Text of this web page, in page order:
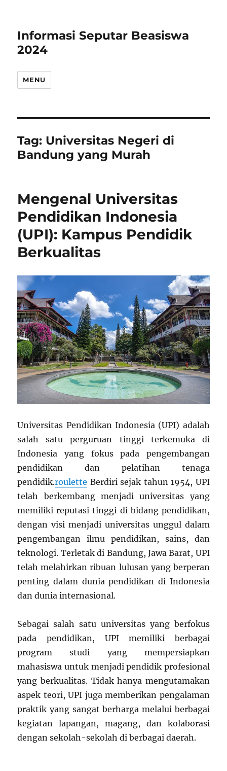
Informasi Seputar Beasiswa
2024
MENU
Tag: Universitas Negeri di
Bandung yang Murah
Mengenal Universitas
Pendidikan Indonesia
(UPI): Kampus Pendidik
Berkualitas
Universitas Pendidikan Indonesia (UPI) adalah
salah satu perguruan tinggi terkemuka di
Indonesia yang fokus pada pengembangan
pendidikan dan pelatihan tenaga
pendidik.roulette Berdiri sejak tahun 1954, UPI
telah berkembang menjadi universitas yang
memiliki reputasi tinggi di bidang pendidikan,
dengan visi menjadi universitas unggul dalam
pengembangan ilmu pendidikan, sains, dan
teknologi. Terletak di Bandung, Jawa Barat, UPI
telah melahirkan ribuan lulusan yang berperan
penting dalam dunia pendidikan di Indonesia
dan dunia internasional.
Sebagai salah satu universitas yang berfokus
pada pendidikan, UPI memiliki berbagai
program studi yang mempersiapkan
mahasiswa untuk menjadi pendidik profesional
yang berkualitas. Tidak hanya mengutamakan
aspek teori, UPI juga memberikan pengalaman
praktik yang sangat berharga melalui berbagai
kegiatan lapangan, magang, dan kolaborasi
dengan sekolah-sekolah di berbagai daerah.